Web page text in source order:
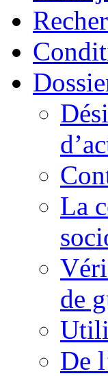
La
de
De